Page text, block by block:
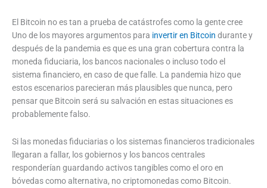
El Bitcoin no es tan a prueba de catástrofes como la gente cree
Uno de los mayores argumentos para invertir en Bitcoin durante y
después de la pandemia es que es una gran cobertura contra la
moneda fiduciaria, los bancos nacionales o incluso todo el
sistema financiero, en caso de que falle. La pandemia hizo que
estos escenarios parecieran más plausibles que nunca, pero
pensar que Bitcoin será su salvación en estas situaciones es
probablemente falso.
Si las monedas fiduciarias o los sistemas financieros tradicionales
llegaran a fallar, los gobiernos y los bancos centrales
responderían guardando activos tangibles como el oro en
bóvedas como alternativa, no criptomonedas como Bitcoin.